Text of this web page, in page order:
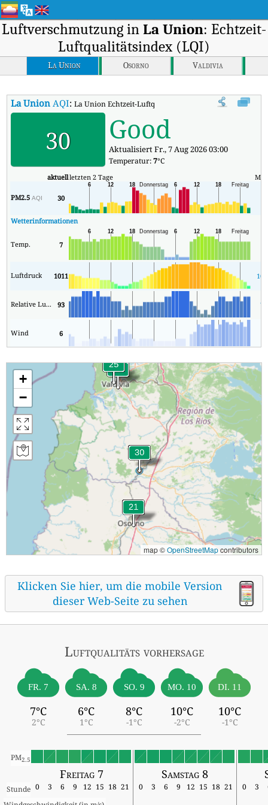
Luftverschmutzung in La Union: Echtzeit-
Luftqualitätsindex (LQI)
La Union Osorno Valdivia
La Union AQI:La Union Echtzeit-Luftqualitätsindex (AQI).
30 Good
Aktualisiert Fr., 7 Aug 2026 03:00
Temperatur:7°C
aktuellletzten 2 Tage
PM2.5AQI 30
Wetterinformationen
Temp. 7
Luftdruck 1011
Relative Luftfeuchtigkeit 93 70
Wind 6
+
−
map ©OpenStreetMapcontributors
Klicken Sie hier, um die mobile Version
dieser Web-Seite zu sehen
Luftqualitäts vorhersage
FR. 7
7°C
2°C
SA. 8
6°C
1°C
SO. 9
8°C
-1°C
MO. 10
10°C
-2°C
DI. 11
10°C
-1°C
PM2.5
Freitag 7 Samstag 8
Stunde 0 3 6 9 12 15 18 21 0 3 6 9 12 15 18 21 0 3